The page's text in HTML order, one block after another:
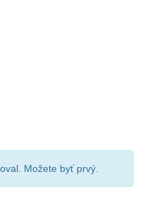
Možete byť prvý.